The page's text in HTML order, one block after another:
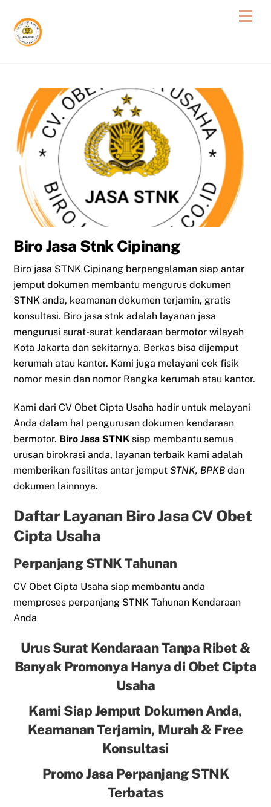
content
Biro Jasa Stnk Cipinang
Biro jasa STNK Cipinang berpengalaman siap antar
jemput dokumen membantu mengurus dokumen
STNK anda, keamanan dokumen terjamin, gratis
konsultasi. Biro jasa stnk adalah layanan jasa
mengurusi surat-surat kendaraan bermotor wilayah
Kota Jakarta dan sekitarnya. Berkas bisa dijemput
kerumah atau kantor. Kami juga melayani cek fisik
nomor mesin dan nomor Rangka kerumah atau kantor.
Kami dari CV Obet Cipta Usaha hadir untuk melayani
Anda dalam hal pengurusan dokumen kendaraan
bermotor. Biro Jasa STNK siap membantu semua
urusan birokrasi anda, layanan terbaik kami adalah
memberikan fasilitas antar jemputSTNK, BPKB dan
dokumen lainnnya.
Daftar Layanan Biro Jasa CV Obet
Cipta Usaha
Perpanjang STNK Tahunan
CV Obet Cipta Usaha siap membantu anda
memproses perpanjang STNK Tahunan Kendaraan
Anda
Urus Surat Kendaraan Tanpa Ribet &
Banyak Promonya Hanya di Obet Cipta
Usaha
Kami Siap Jemput Dokumen Anda,
Keamanan Terjamin, Murah & Free
Konsultasi
Promo Jasa Perpanjang STNK
Terbatas